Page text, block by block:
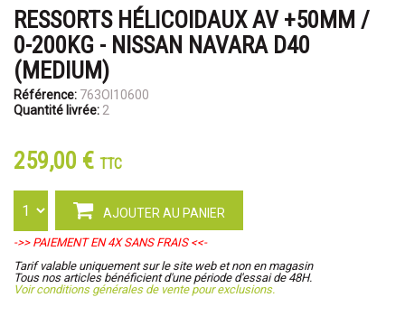
RESSORTS HÉLICOIDAUX AV +50MM /
0-200KG - NISSAN NAVARA D40
(MEDIUM)
Référence: 763OI10600
Quantité livrée: 2
259,00 € TTC
AJOUTER AU PANIER
->> PAIEMENT EN 4X SANS FRAIS <<-
Tarif valable uniquement sur le site web et non en magasin
Tous nos articles bénéficient d'une période d'essai de 48H.
Voir conditions générales de vente pour exclusions.